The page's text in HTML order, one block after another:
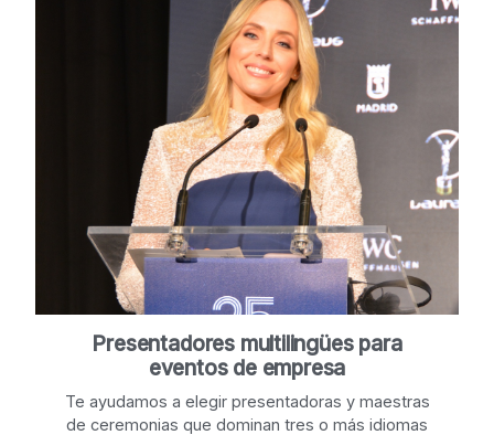
Presentadores multilingües para
eventos de empresa
Te ayudamos a elegir presentadoras y maestras
de ceremonias que dominan tres o más idiomas